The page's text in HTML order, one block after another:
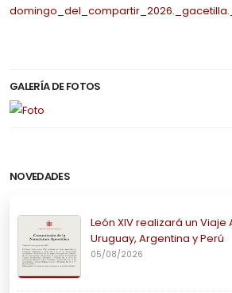
NOVEDADES
León XIV realizará un
Uruguay, Argentina y Perú
05/08/2026
GALERÍA DE FOTOS